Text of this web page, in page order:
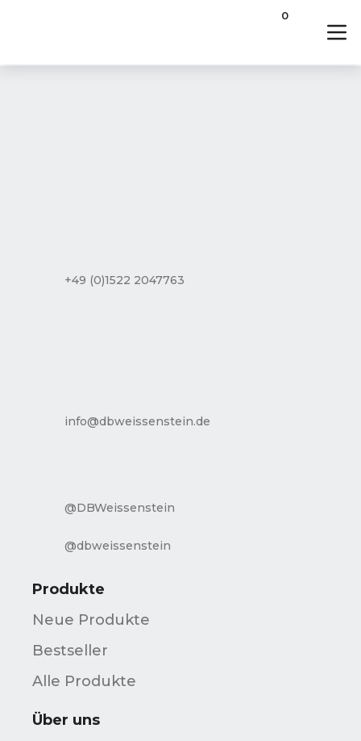
0
+49 (0)1522 2047763
info@dbweissenstein.de
@DBWeissenstein
@dbweissenstein
Produkte
Neue Produkte
Bestseller
Alle Produkte
Über uns